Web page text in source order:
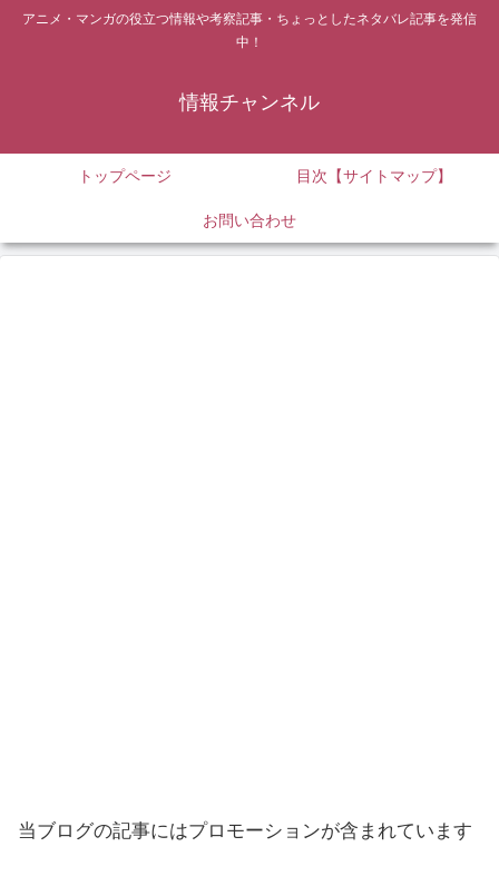
アニメ・マンガの役立つ情報や考察記事・ちょっとしたネタバレ記事を発信
中！
情報チャンネル
トップページ 目次【サイトマップ】
お問い合わせ
当ブログの記事にはプロモーションが含まれています